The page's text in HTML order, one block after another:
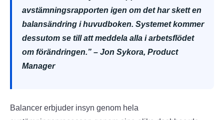
avstämningsrapporten igen om det har skett en
balansändring i huvudboken. Systemet kommer
dessutom se till att meddela alla i arbetsflödet
om förändringen.” – Jon Sykora, Product
Manager
Balancer erbjuder insyn genom hela